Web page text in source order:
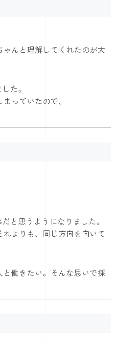
んと理解してくれたのが大
た。
っていたので、
と思うようになりました。
よりも、同じ方向を向いて
働きたい。そんな思いで採